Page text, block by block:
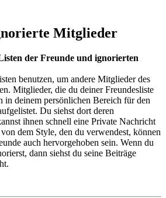
Mitglieder
der Freunde und ignorierten
benutzen, um andere Mitglieder des
Mitglieder, die du deiner Freundesliste
in deinem persönlichen Bereich für den
Du siehst dort deren
ihnen schnell eine Private Nachricht
dem Style, den du verwendest, können
auch hervorgehoben sein. Wenn du
dann siehst du seine Beiträge